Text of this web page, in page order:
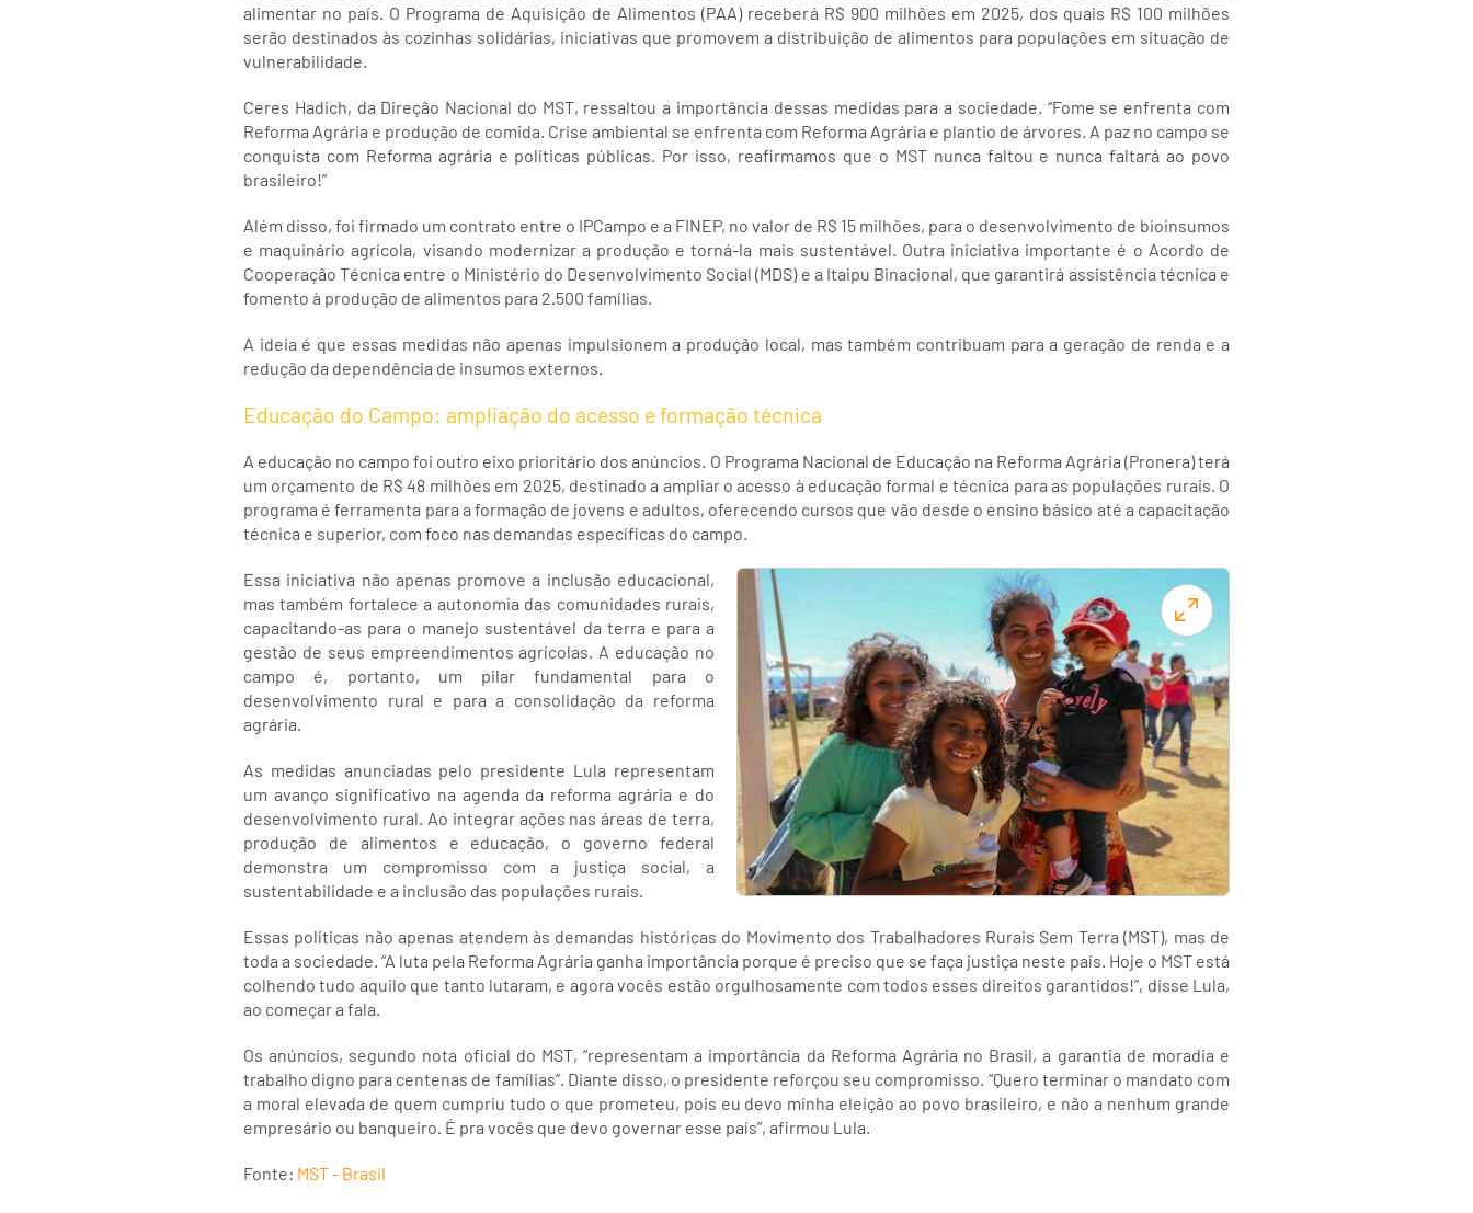
alimentar no país. O Programa de Aquisição de Alimentos (PAA) receberá R$ 900 milhões em 2025, dos quais R$ 100 milhões
serão destinados às cozinhas solidárias, iniciativas que promovem a distribuição de alimentos para populações em situação de
vulnerabilidade.
Ceres Hadich, da Direção Nacional do MST, ressaltou a importância dessas medidas para a sociedade. “Fome se enfrenta com
Reforma Agrária e produção de comida. Crise ambiental se enfrenta com Reforma Agrária e plantio de árvores. A paz no campo se
conquista com Reforma agrária e políticas públicas. Por isso, reafirmamos que o MST nunca faltou e nunca faltará ao povo
brasileiro!”
Além disso, foi firmado um contrato entre o IPCampo e a FINEP, no valor de R$ 15 milhões, para o desenvolvimento de bioinsumos
e maquinário agrícola, visando modernizar a produção e torná-la mais sustentável. Outra iniciativa importante é o Acordo de
Cooperação Técnica entre o Ministério do Desenvolvimento Social (MDS) e a Itaipu Binacional, que garantirá assistência técnica e
fomento à produção de alimentos para 2.500 famílias.
A ideia é que essas medidas não apenas impulsionem a produção local, mas também contribuam para a geração de renda e a
redução da dependência de insumos externos.
Educação do Campo: ampliação do acesso e formação técnica
A educação no campo foi outro eixo prioritário dos anúncios. O Programa Nacional de Educação na Reforma Agrária (Pronera) terá
um orçamento de R$ 48 milhões em 2025, destinado a ampliar o acesso à educação formal e técnica para as populações rurais. O
programa é ferramenta para a formação de jovens e adultos, oferecendo cursos que vão desde o ensino básico até a capacitação
técnica e superior, com foco nas demandas específicas do campo.
Essa iniciativa não apenas promove a inclusão educacional,
mas também fortalece a autonomia das comunidades rurais,
capacitando-as para o manejo sustentável da terra e para a
gestão de seus empreendimentos agrícolas. A educação no
campo é, portanto, um pilar fundamental para o
desenvolvimento rural e para a consolidação da reforma
agrária.
As medidas anunciadas pelo presidente Lula representam
um avanço significativo na agenda da reforma agrária e do
desenvolvimento rural. Ao integrar ações nas áreas de terra,
produção de alimentos e educação, o governo federal
demonstra um compromisso com a justiça social, a
sustentabilidade e a inclusão das populações rurais.
Essas políticas não apenas atendem às demandas históricas do Movimento dos Trabalhadores Rurais Sem Terra (MST), mas de
toda a sociedade. “A luta pela Reforma Agrária ganha importância porque é preciso que se faça justiça neste país. Hoje o MST está
colhendo tudo aquilo que tanto lutaram, e agora vocês estão orgulhosamente com todos esses direitos garantidos!”, disse Lula,
ao começar a fala.
Os anúncios, segundo nota oficial do MST, “representam a importância da Reforma Agrária no Brasil, a garantia de moradia e
trabalho digno para centenas de famílias”. Diante disso, o presidente reforçou seu compromisso. “Quero terminar o mandato com
a moral elevada de quem cumpriu tudo o que prometeu, pois eu devo minha eleição ao povo brasileiro, e não a nenhum grande
empresário ou banqueiro. É pra vocês que devo governar esse país”, afirmou Lula.
Fonte: MST - Brasil